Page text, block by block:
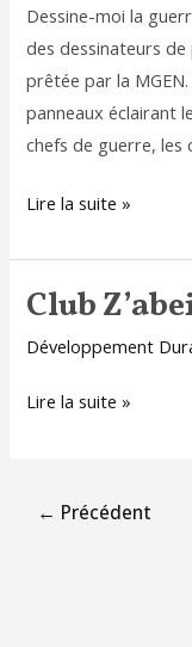
Dessine-moi la
des dessinateurs
prêtée par la
panneaux éclairant
chefs de guerre,
Lire la suite »
Club
Développement
Club
Brassens
Lire la suite »
← Précédent